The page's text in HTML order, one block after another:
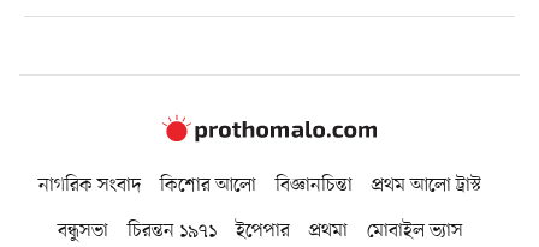
নাগরিক সংবাদ কিশোর আলো বিজ্ঞানচিন্তা
প্রথম আলো ট্রাস্ট
বন্ধুসভা
চিরন্তন ১৯৭১ ইপেপার প্রথমা মোবাইল ভ্যাস